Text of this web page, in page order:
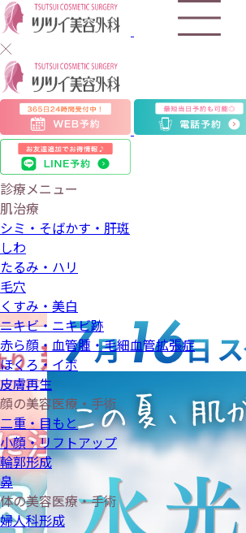
診療メニュー
肌治療
シミ・そばかす・肝斑
しわ
たるみ・ハリ
毛穴
くすみ・美白
ニキビ・ニキビ跡
赤ら顔・血管腫・毛細血管拡張症
ほくろ・イボ
皮膚再生
顔の美容医療・手術
二重・目もと
小顔・リフトアップ
輪郭形成
鼻
体の美容医療・手術
婦人科形成
ツ
ツ
イ
美
容
外
科